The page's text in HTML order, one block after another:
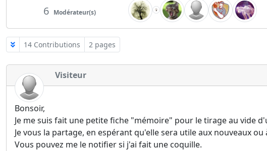
6 Modérateur(s)
14 Contributions 2 pages
Visiteur
Bonsoir,
Je me suis fait une petite fiche "mémoire" pour le tirage au vide
Je vous la partage, en espérant qu'elle sera utile aux nouveaux
Vous pouvez me le notifier si j'ai fait une coquille.